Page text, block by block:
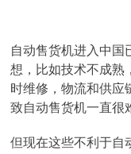
自动售货机进入中国
想，比如技术不成熟
时维修，物流和供应
致自动售货机一直很
但现在这些不利于自